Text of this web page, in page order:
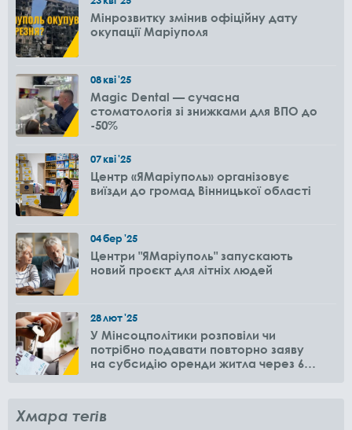
Мінрозвитку змінив офіційну дату
окупації Маріуполя
08кві'25
Magic Dental — сучасна
стоматологія зі знижками для ВПО до
-50%
07кві'25
Центр «ЯМаріуполь» організовує
виїзди до громад Вінницької області
04бер'25
Центри "ЯМаріуполь" запускають
новий проєкт для літніх людей
28лют'25
У Мінсоцполітики розповіли чи
потрібно подавати повторно заяву
на субсидію оренди житла через 6
Хмара тегів